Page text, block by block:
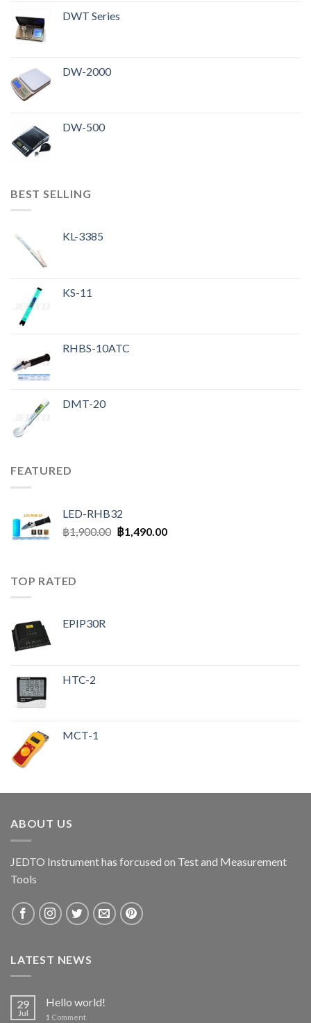
DWT Series
DW-2000
DW-500
BEST SELLING
KL-3385
KS-11
RHBS-10ATC
DMT-20
FEATURED
LED-RHB32
฿1,900.00 ฿1,490.00
TOP RATED
EPIP30R
HTC-2
MCT-1
ABOUT US
JEDTO Instrument has forcused on Test and Measurement
Tools
LATEST NEWS
29
Jul
Hello world!
1 Comment